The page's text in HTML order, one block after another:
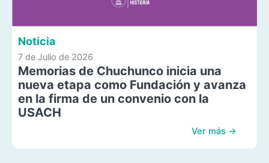
Noticia
7 de Julio de 2026
Memorias de Chuchunco inicia una
nueva etapa como Fundación y avanza
en la firma de un convenio con la
USACH
Ver más →